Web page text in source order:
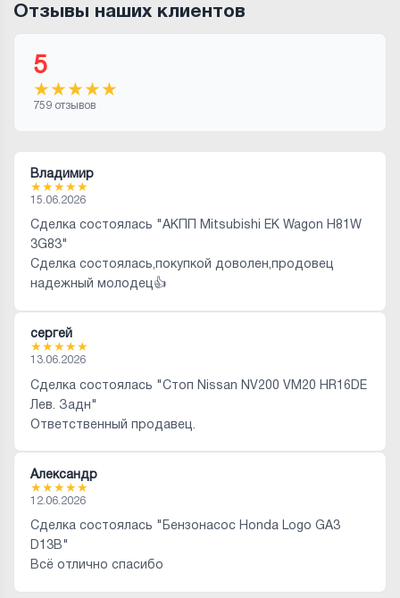
Отзывы наших клиентов
5
★★★★★
759 отзывов
Владимир
★★★★★
15.06.2026
Сделка состоялась "АКПП Mitsubishi EK Wagon H81W
3G83"
Сделка состоялась,покупкой доволен,продовец
надежный молодец👍
сергей
★★★★★
13.06.2026
Сделка состоялась "Стоп Nissan NV200 VM20 HR16DE
Лев. Задн"
Ответственный продавец.
Александр
★★★★★
12.06.2026
Сделка состоялась "Бензонасос Honda Logo GA3
D13B"
Всё отлично спасибо